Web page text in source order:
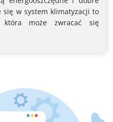
się w system klimatyzacji to
która może zwracać się